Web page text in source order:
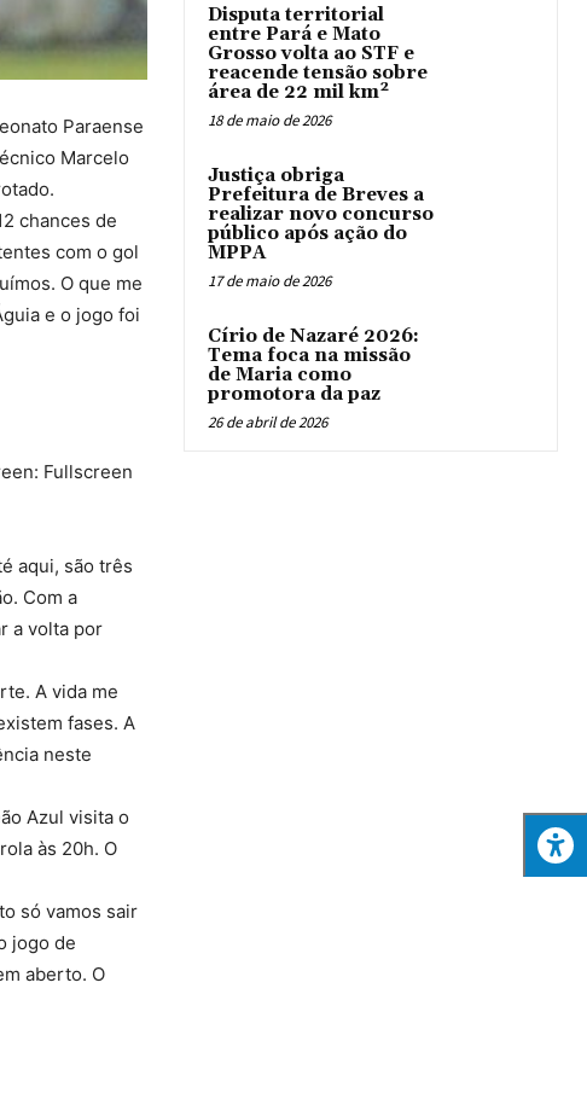
Paraense
Marcelo
chances de
com o gol
O que me
e o jogo foi
Fullscreen
aqui, são três
Com a
a volta por
A vida me
fases. A
neste
Azul visita o
às 20h. O
só vamos sair
jogo de
aberto. O
Disputa territorial
entre Pará e Mato
Grosso volta ao STF e
reacende tensão sobre
área de 22 mil km²
18 de maio de 2026
Justiça obriga
Prefeitura de Breves a
realizar novo concurso
público após ação do
MPPA
17 de maio de 2026
Círio de Nazaré 2026:
Tema foca na missão
de Maria como
promotora da paz
26 de abril de 2026